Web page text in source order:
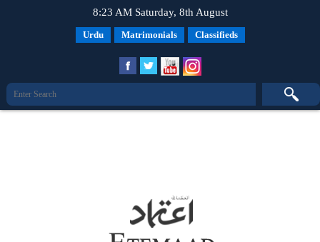
8:23 AM Saturday, 8th August
Urdu Matrimonials Classifieds